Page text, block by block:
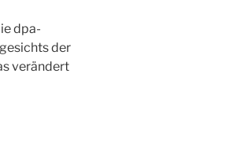
dpa-
der
verändert